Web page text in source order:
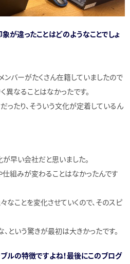
が違ったことはどのようなことでしょ
バーがたくさん在籍していましたので
異なることはなかったです。
ったり、そういう文化が定着しているん
早い会社だと思いました。
組みが変わることはなかったんです
なことを変化させていくので、そのスピ
という驚きが最初は大きかったです。
ルの特徴ですよね！最後にこのブログ